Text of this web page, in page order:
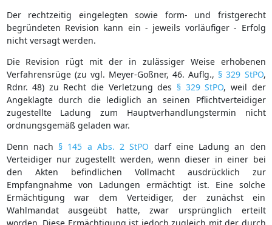
Der rechtzeitig eingelegten sowie form- und fristgerecht
begründeten Revision kann ein - jeweils vorläufiger - Erfolg
nicht versagt werden.
Die Revision rügt mit der in zulässiger Weise erhobenen
Verfahrensrüge (zu vgl. Meyer-Goßner, 46. Auflg., § 329 StPO,
Rdnr. 48) zu Recht die Verletzung des § 329 StPO, weil der
Angeklagte durch die lediglich an seinen Pflichtverteidiger
zugestellte Ladung zum Hauptverhandlungstermin nicht
ordnungsgemäß geladen war.
Denn nach § 145 a Abs. 2 StPO darf eine Ladung an den
Verteidiger nur zugestellt werden, wenn dieser in einer bei
den Akten befindlichen Vollmacht ausdrücklich zur
Empfangnahme von Ladungen ermächtigt ist. Eine solche
Ermächtigung war dem Verteidiger, der zunächst ein
Wahlmandat ausgeübt hatte, zwar ursprünglich erteilt
worden. Diese Ermächtigung ist jedoch zugleich mit der durch